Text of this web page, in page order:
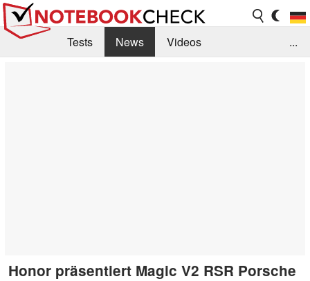
Tests News
Videos
...
Honor präsentiert Magic V2 RSR Porsche